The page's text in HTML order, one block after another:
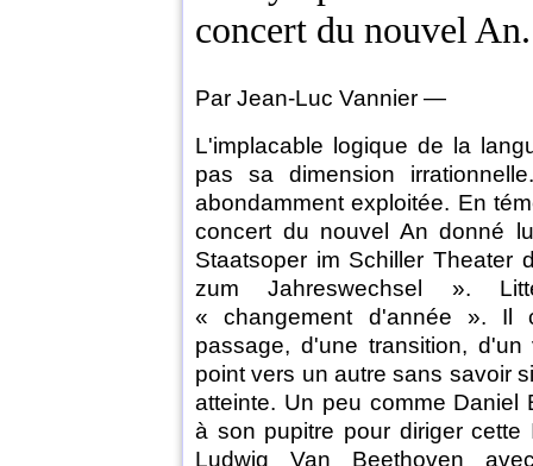
concert du nouvel An.
Par Jean-Luc Vannier —
L'implacable logique de la
pas sa dimension
abondamment exploitée. En
concert du nouvel An donné
Staatsoper im Schiller Theater
zum Jahreswechsel ».
« changement d'année ». Il
passage, d'une transition,
point vers un autre sans savoir
atteinte. Un peu comme Daniel
à son pupitre pour diriger cette
Ludwig Van Beethoven